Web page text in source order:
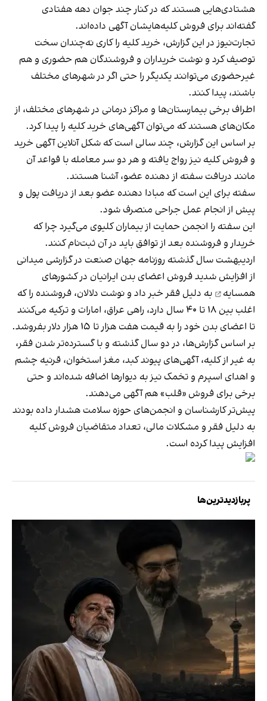
هشتادی‌هایی هستند که در کنار چند جوان دهه هفتادی
گفته‌اند برای فروش کلیه‌هایشان آگهی داده‌اند.
تجارت‌نیوز در این گزارش، خرید کلیه را کاری نه‌چندان سخت
توصیف کرد و نوشت خریداران و فروشندگان هم حضوری و هم
غیرحضوری می‌توانند یکدیگر را حتی اگر در شهرهای مختلف
باشند، پیدا کنند.
اطراف برخی بیمارستان‌ها و مراکز درمانی در شهرهای مختلف، از
مکان‌های هستند که می‌توان آگهی‌های خرید کلیه را پیدا کرد.
بر اساس این گزارش، چند سالی است که شکل آنلاین آگهی خرید
و فروش کلیه نیز رواج یافته و هر دو سر معامله با قواعد آن
مانند دریافت سفته از دهنده عضو، آشنا هستند.
سفته برای این است که مبادا دهنده عضو بعد از دریافت پول و
پیش از انجام عمل جراحی منصرف شود.
این سفته را انجمن حمایت از بیماران کلیوی می‌گیرد چرا که
خریدار و فروشنده بعد از توافق باید در آن ثبت‌نام کنند.
اردیبهشت سال گذشته روزنامه جهان صنعت در گزارشی میدانی
از افزایش شدیدفروش اعضای بدن ایرانیان در کشورهای
همسایه
به دلیل فقر خبر داد و نوشت دلالان، فروشنده را که
اغلب بین ۱۸ تا ۴۰ سال دارد، راهی عراق، امارات و ترکیه می‌کنند
تا اعضای بدن خود را به قیمت هفت هزار تا ۱۵ هزار دلار بفروشد.
بر اساس گزارش‌ها، در دو سال گذشته و با گسترده‌تر شدن فقر،
به‌ غیر از کلیه، آگهی‌های پیوند کبد، مغز استخوان، قرنیه چشم
و اهدای اسپرم و تخمک نیز به دیوارها اضافه شده‌اند و حتی
برخی برای فروش «قلب» هم آگهی می‌دهند.
پیش‌تر کارشناسان و انجمن‌های حوزه سلامت هشدار داده بودند
به دلیل فقر و مشکلات مالی، تعداد متقاضیان فروش کلیه
افزایش پیدا کرده است.
پربازدیدترین‌ها